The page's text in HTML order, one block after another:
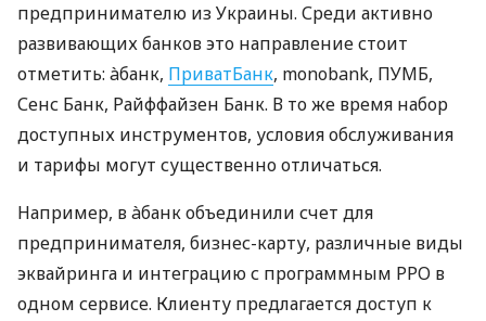
предпринимателю из Украины. Среди активно
развивающих банков это направление стоит
отметить: àбанк, ПриватБанк, monobank, ПУМБ,
Сенс Банк, Райффайзен Банк. В то же время набор
доступных инструментов, условия обслуживания
и тарифы могут существенно отличаться.
Например, в àбанк объединили счет для
предпринимателя, бизнес-карту, различные виды
эквайринга и интеграцию с программным РРО в
одном сервисе. Клиенту предлагается доступ к